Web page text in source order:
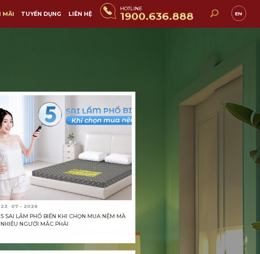
TUYỂN DỤNG LIÊN HỆ
HOTLINE
1900.636.888 EN
23 07 - 2026
5 SAI LẦM PHỔ BIẾN KHI CHỌN MUA NỆM MÀ
NHIỀU NGƯỜI MẮC PHẢI